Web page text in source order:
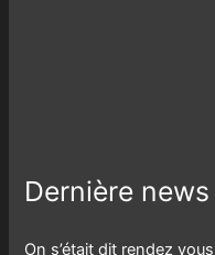
Dernière news
On s’était dit rendez